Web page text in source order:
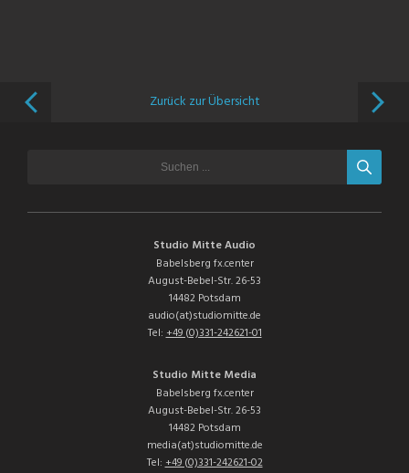
Zurück zur Übersicht
Studio Mitte Audio
Babelsberg fx.center
August-Bebel-Str. 26-53
14482 Potsdam
audio(at)studiomitte.de
Tel:+49 (0)331-242621-01
Studio Mitte Media
Babelsberg fx.center
August-Bebel-Str. 26-53
14482 Potsdam
media(at)studiomitte.de
Tel:+49 (0)331-242621-02